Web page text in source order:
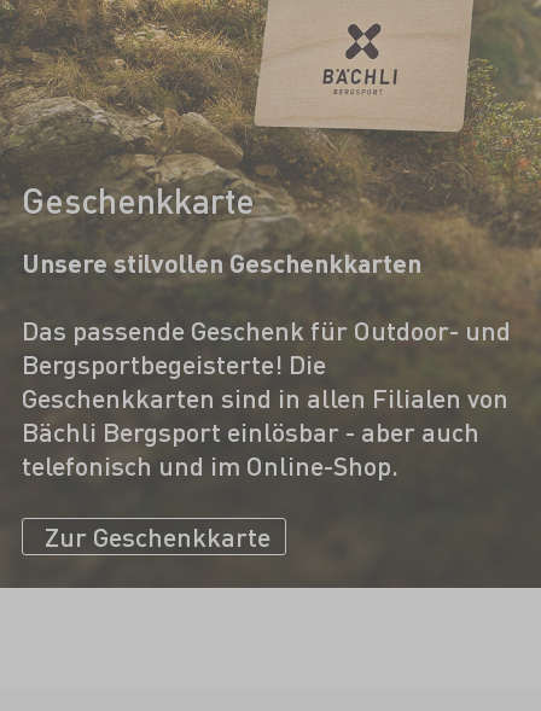
Geschenkkarte
Unsere stilvollen Geschenkkarten
Das passende Geschenk für Outdoor- und
Bergsportbegeisterte! Die
Geschenkkarten sind in allen Filialen von
Bächli Bergsport einlösbar - aber auch
telefonisch und im Online-Shop.
Zur Geschenkkarte